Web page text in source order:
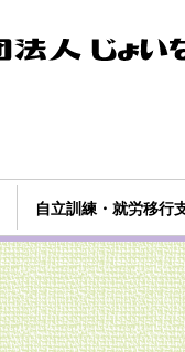
自立訓練・就労移行